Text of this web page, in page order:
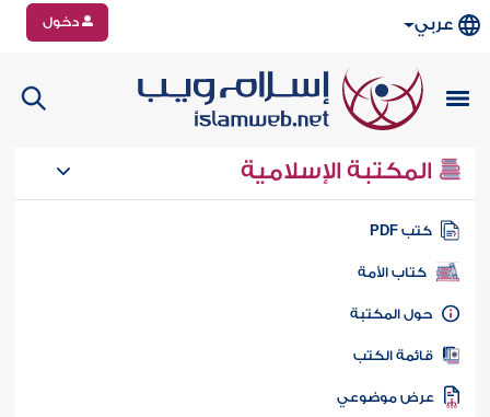
عربي دخول
المكتبة الإسلامية
كتب PDF
كتاب الأمة
المكتبة
الكتب